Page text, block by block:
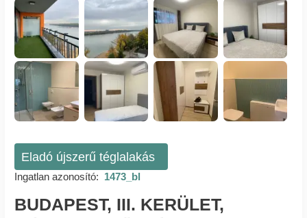
Eladó újszerű téglalakás
Ingatlan azonosító: 1473_bl
BUDAPEST, III. KERÜLET,